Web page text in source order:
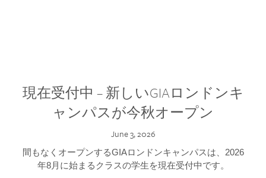
現在受付中 – 新しいGIAロンドンキ
ャンパスが今秋オープン
June 3, 2026
間もなくオープンするGIAロンドンキャンパスは、2026
年8月に始まるクラスの学生を現在受付中です。